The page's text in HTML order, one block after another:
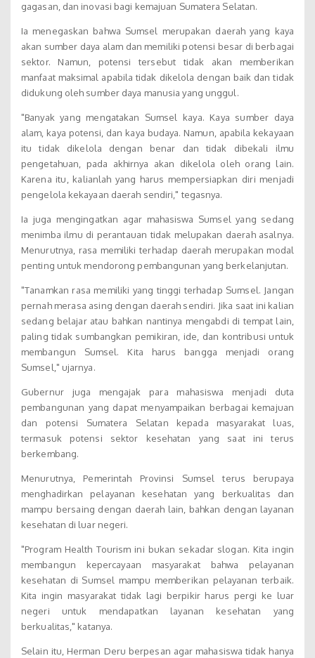
gagasan, dan inovasi bagi kemajuan Sumatera Selatan.
Ia menegaskan bahwa Sumsel merupakan daerah yang kaya
akan sumber daya alam dan memiliki potensi besar di berbagai
sektor. Namun, potensi tersebut tidak akan memberikan
manfaat maksimal apabila tidak dikelola dengan baik dan tidak
didukung oleh sumber daya manusia yang unggul.
"Banyak yang mengatakan Sumsel kaya. Kaya sumber daya
alam, kaya potensi, dan kaya budaya. Namun, apabila kekayaan
itu tidak dikelola dengan benar dan tidak dibekali ilmu
pengetahuan, pada akhirnya akan dikelola oleh orang lain.
Karena itu, kalianlah yang harus mempersiapkan diri menjadi
pengelola kekayaan daerah sendiri," tegasnya.
Ia juga mengingatkan agar mahasiswa Sumsel yang sedang
menimba ilmu di perantauan tidak melupakan daerah asalnya.
Menurutnya, rasa memiliki terhadap daerah merupakan modal
penting untuk mendorong pembangunan yang berkelanjutan.
"Tanamkan rasa memiliki yang tinggi terhadap Sumsel. Jangan
pernah merasa asing dengan daerah sendiri. Jika saat ini kalian
sedang belajar atau bahkan nantinya mengabdi di tempat lain,
paling tidak sumbangkan pemikiran, ide, dan kontribusi untuk
membangun Sumsel. Kita harus bangga menjadi orang
Sumsel," ujarnya.
Gubernur juga mengajak para mahasiswa menjadi duta
pembangunan yang dapat menyampaikan berbagai kemajuan
dan potensi Sumatera Selatan kepada masyarakat luas,
termasuk potensi sektor kesehatan yang saat ini terus
berkembang.
Menurutnya, Pemerintah Provinsi Sumsel terus berupaya
menghadirkan pelayanan kesehatan yang berkualitas dan
mampu bersaing dengan daerah lain, bahkan dengan layanan
kesehatan di luar negeri.
"Program Health Tourism ini bukan sekadar slogan. Kita ingin
membangun kepercayaan masyarakat bahwa pelayanan
kesehatan di Sumsel mampu memberikan pelayanan terbaik.
Kita ingin masyarakat tidak lagi berpikir harus pergi ke luar
negeri untuk mendapatkan layanan kesehatan yang
berkualitas," katanya.
Selain itu, Herman Deru berpesan agar mahasiswa tidak hanya